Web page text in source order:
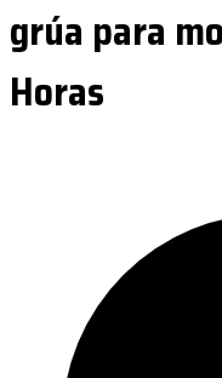
grúa para
Horas